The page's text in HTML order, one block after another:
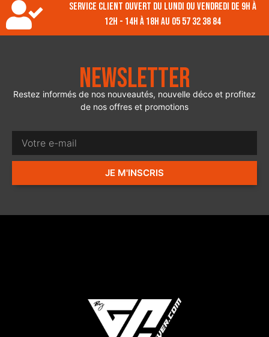
Service client ouvert du lundi ou vendredi de 9h à
12h - 14h à 18h au 05 57 32 38 84
Newsletter
Restez informés de nos nouveautés, nouvelle déco et profitez
de nos offres et promotions
JE M'INSCRIS